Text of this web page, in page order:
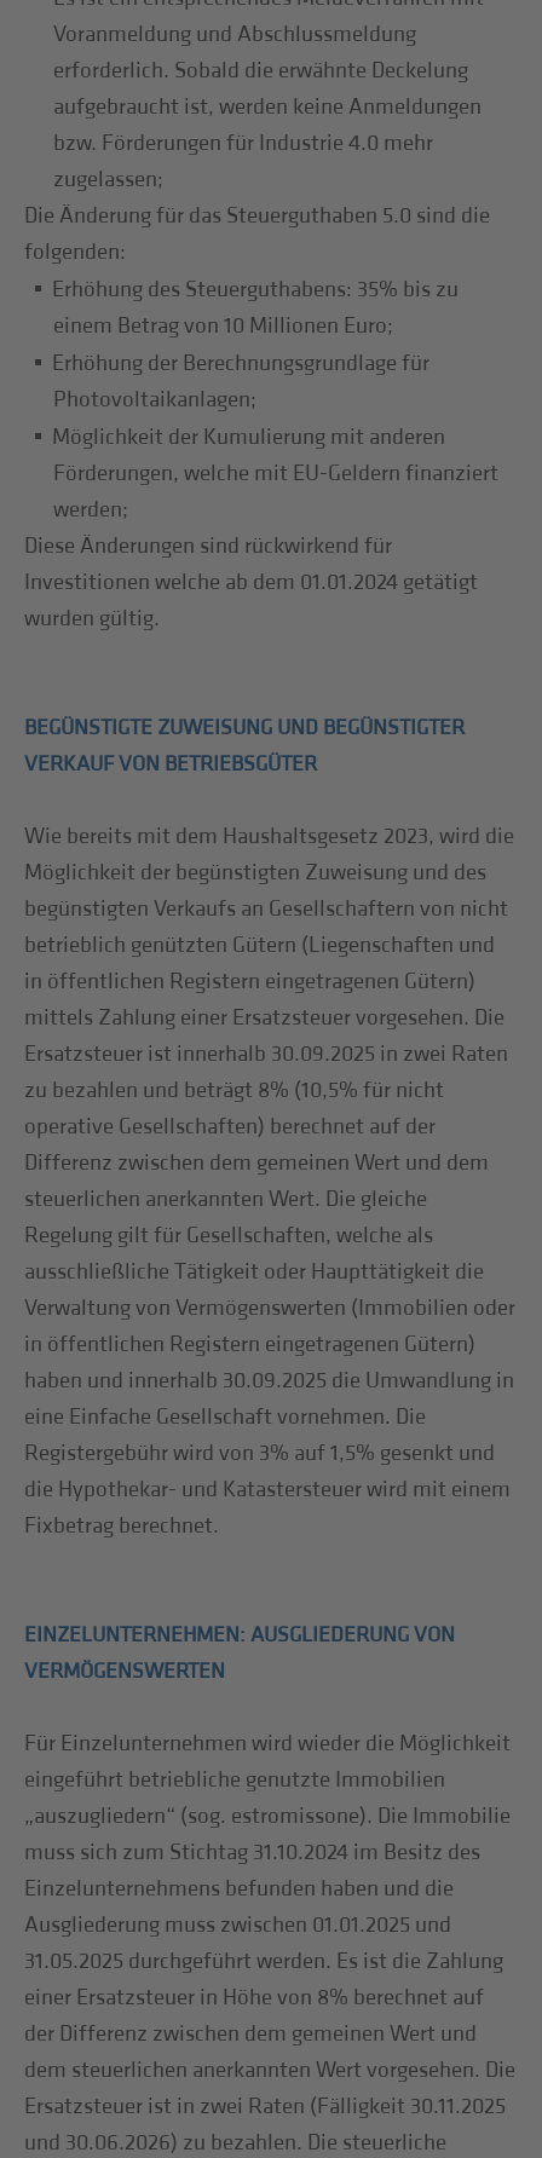
Voranmeldung und Abschlussmeldung
erforderlich. Sobald die erwähnte Deckelung
aufgebraucht ist, werden keine Anmeldungen
bzw. Förderungen für Industrie 4.0 mehr
zugelassen;
Die Änderung für das Steuerguthaben 5.0 sind die
folgenden:
Erhöhung des Steuerguthabens: 35% bis zu
einem Betrag von 10 Millionen Euro;
Erhöhung der Berechnungsgrundlage für
Photovoltaikanlagen;
Möglichkeit der Kumulierung mit anderen
Förderungen, welche mit EU-Geldern finanziert
werden;
Diese Änderungen sind rückwirkend für
Investitionen welche ab dem 01.01.2024 getätigt
wurden gültig.
BEGÜNSTIGTE ZUWEISUNG UND BEGÜNSTIGTER
VERKAUF VON BETRIEBSGÜTER
Wie bereits mit dem Haushaltsgesetz 2023, wird die
Möglichkeit der begünstigten Zuweisung und des
begünstigten Verkaufs an Gesellschaftern von nicht
betrieblich genützten Gütern (Liegenschaften und
in öffentlichen Registern eingetragenen Gütern)
mittels Zahlung einer Ersatzsteuer vorgesehen. Die
Ersatzsteuer ist innerhalb 30.09.2025 in zwei Raten
zu bezahlen und beträgt 8% (10,5% für nicht
operative Gesellschaften) berechnet auf der
Differenz zwischen dem gemeinen Wert und dem
steuerlichen anerkannten Wert. Die gleiche
Regelung gilt für Gesellschaften, welche als
ausschließliche Tätigkeit oder Haupttätigkeit die
Verwaltung von Vermögenswerten (Immobilien oder
in öffentlichen Registern eingetragenen Gütern)
haben und innerhalb 30.09.2025 die Umwandlung in
eine Einfache Gesellschaft vornehmen. Die
Registergebühr wird von 3% auf 1,5% gesenkt und
die Hypothekar- und Katastersteuer wird mit einem
Fixbetrag berechnet.
EINZELUNTERNEHMEN: AUSGLIEDERUNG VON
VERMÖGENSWERTEN
Für Einzelunternehmen wird wieder die Möglichkeit
eingeführt betriebliche genutzte Immobilien
„auszugliedern“ (sog. estromissone). Die Immobilie
muss sich zum Stichtag 31.10.2024 im Besitz des
Einzelunternehmens befunden haben und die
Ausgliederung muss zwischen 01.01.2025 und
31.05.2025 durchgeführt werden. Es ist die Zahlung
einer Ersatzsteuer in Höhe von 8% berechnet auf
der Differenz zwischen dem gemeinen Wert und
dem steuerlichen anerkannten Wert vorgesehen. Die
Ersatzsteuer ist in zwei Raten (Fälligkeit 30.11.2025
und 30.06.2026) zu bezahlen. Die steuerliche